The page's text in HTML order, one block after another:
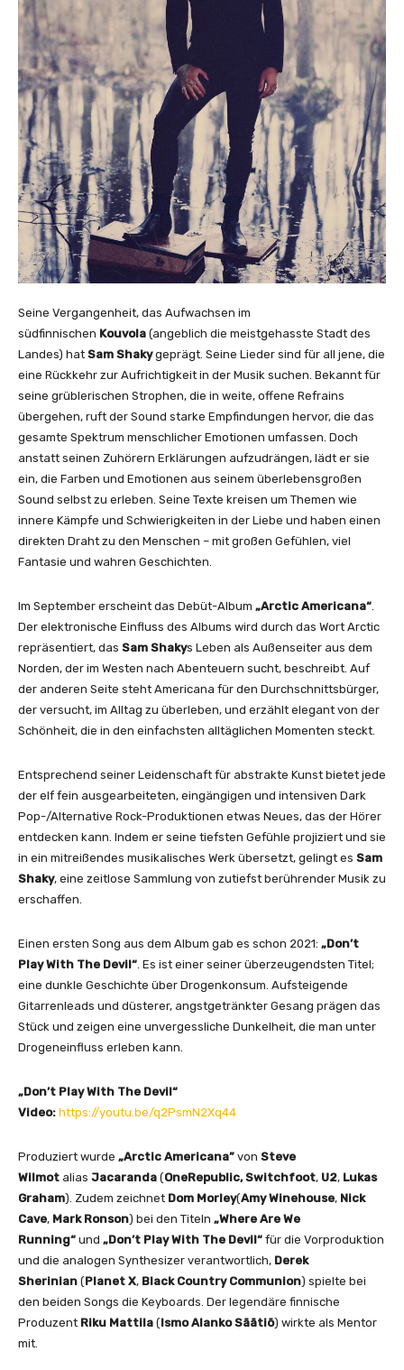
Seine Vergangenheit, das Aufwachsen im
südfinnischen Kouvola (angeblich die meistgehasste Stadt des
Landes) hat Sam Shakygeprägt. Seine Lieder sind für all jene, die
eine Rückkehr zur Aufrichtigkeit in der Musik suchen. Bekannt für
seine grüblerischen Strophen, die in weite, offene Refrains
übergehen, ruft der Sound starke Empfindungen hervor, die das
gesamte Spektrum menschlicher Emotionen umfassen. Doch
anstatt seinen Zuhörern Erklärungen aufzudrängen, lädt er sie
ein, die Farben und Emotionen aus seinem überlebensgroßen
Sound selbst zu erleben. Seine Texte kreisen um Themen wie
innere Kämpfe und Schwierigkeiten in der Liebe und haben einen
direkten Draht zu den Menschen – mit großen Gefühlen, viel
Fantasie und wahren Geschichten.
Im September erscheint das Debüt-Album „Arctic Americana“
Der elektronische Einfluss des Albums wird durch das Wort Arctic
repräsentiert, das Sam Shakys Leben als Außenseiter aus dem
Norden, der im Westen nach Abenteuern sucht, beschreibt. Auf
der anderen Seite steht Americana für den Durchschnittsbürger,
der versucht, im Alltag zu überleben, und erzählt elegant von der
Schönheit, die in den einfachsten alltäglichen Momenten steckt.
Entsprechend seiner Leidenschaft für abstrakte Kunst bietet jede
der elf fein ausgearbeiteten, eingängigen und intensiven Dark
Pop-/Alternative Rock-Produktionen etwas Neues, das der Hörer
entdecken kann. Indem er seine tiefsten Gefühle projiziert und sie
in ein mitreißendes musikalisches Werk übersetzt, gelingt es Sam
Shaky, eine zeitlose Sammlung von zutiefst berührender Musik zu
erschaffen.
Einen ersten Song aus dem Album gab es schon 2021: „Don’t
Play With The Devil“ . Es ist einer seiner überzeugendsten Titel;
eine dunkle Geschichte über Drogenkonsum. Aufsteigende
Gitarrenleads und düsterer, angstgetränkter Gesang prägen das
Stück und zeigen eine unvergessliche Dunkelheit, die man unter
Drogeneinfluss erleben kann.
„Don’t Play With The Devil“
Video: https://youtu.be/q2PsmN2Xq44
Produziert wurde „Arctic Americana” von Steve
Wilmot alias Jacaranda (OneRepublic, Switchfoot, U2, Lukas
Graham). Zudem zeichnet Dom Morley(Amy Winehouse, Nick
Cave, Mark Ronson) bei den Titeln „Where Are We
Running“ und „Don’t Play With The Devil“ für die Vorproduktion
und die analogen Synthesizer verantwortlich, Derek
Sherinian (Planet X, Black Country Communion) spielte bei
den beiden Songs die Keyboards. Der legendäre finnische
Produzent Riku Mattila (Ismo Alanko Säätiö) wirkte als Mentor
mit.